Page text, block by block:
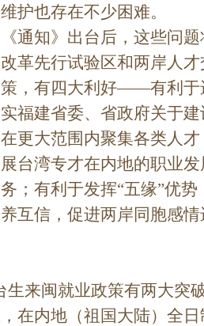
护也存在不少困难。
知》出台后，这些问题
革先行试验区和两岸人
，有四大利好——有利于
福建省委、省政府关于
更大范围内聚集各类人
台湾专才在内地的职业
；有利于发挥“五缘”优
互信，促进两岸同胞感
来闽就业政策有两大突
在内地（祖国大陆）全